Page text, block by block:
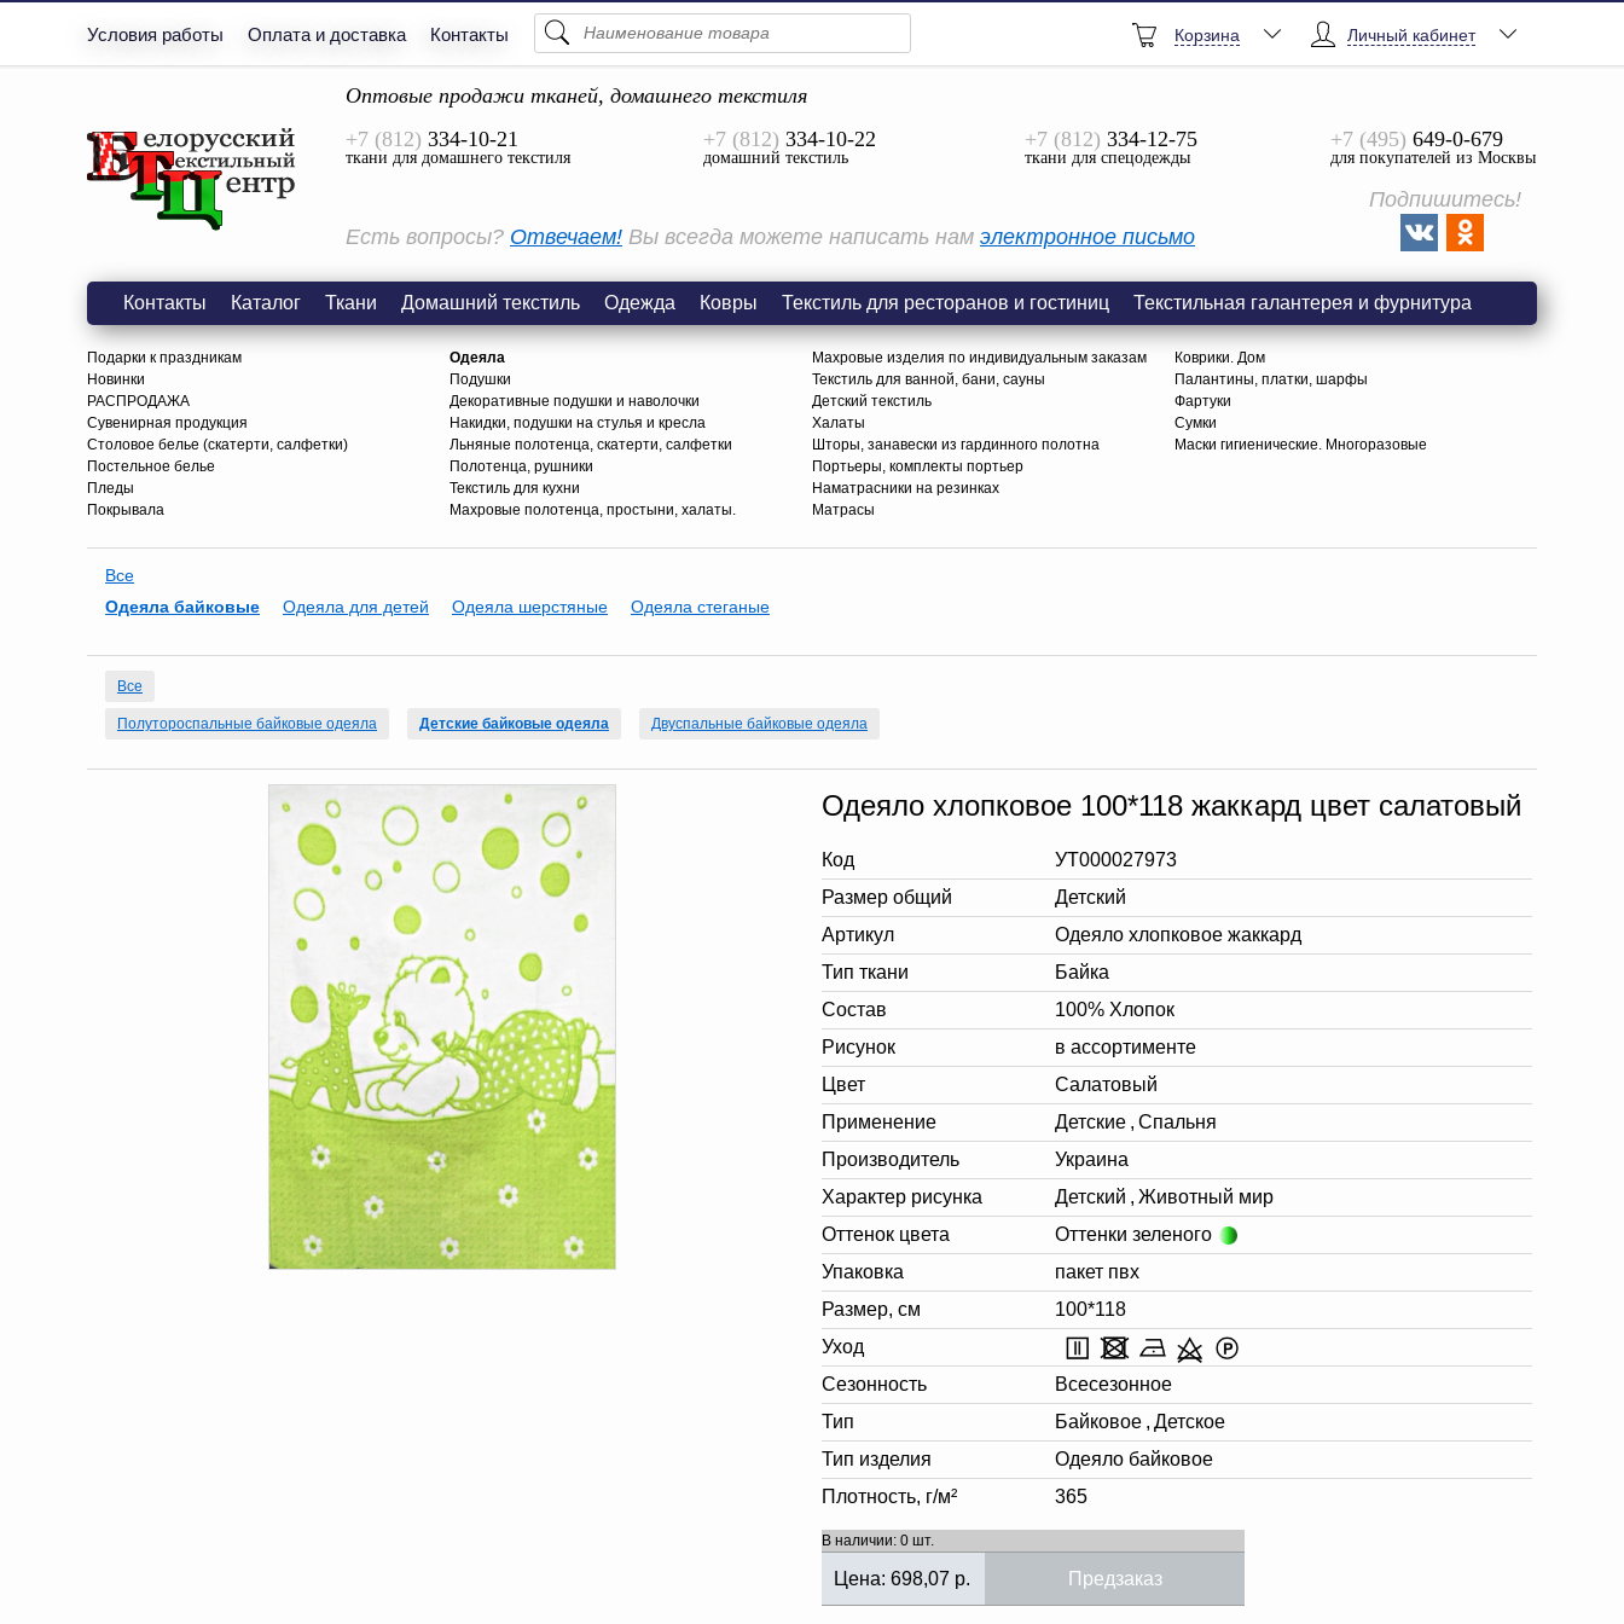
Условия работы Оплата и доставка Контакты
Просмотреть Все
Личный кабинет
Корзина
Оптовые продажи тканей, домашнего текстиля
+7 (812) 334-10-21
ткани для домашнего текстиля
+7 (812) 334-10-22
домашний текстиль
+7 (812) 334-12-75
ткани для спецодежды
+7 (495) 649-0-679
для покупателей из Москвы
Есть вопросы? Отвечаем! Вы всегда можете написать нам электронное письмо
Подпишитесь!
Контакты Каталог Ткани Домашний текстиль Одежда Ковры Текстиль для ресторанов и гостиниц Текстильная галантерея и фурнитура
Подарки к праздникам
Новинки
РАСПРОДАЖА
Сувенирная продукция
Столовое белье (скатерти, салфетки)
Постельное белье
Пледы
Покрывала
Одеяла
Подушки
Декоративные подушки и наволочки
Накидки, подушки на стулья и кресла
Льняные полотенца, скатерти, салфетки
Полотенца, рушники
Текстиль для кухни
Махровые полотенца, простыни, халаты.
Махровые изделия по индивидуальным заказам
Текстиль для ванной, бани, сауны
Детский текстиль
Халаты
Шторы, занавески из гардинного полотна
Портьеры, комплекты портьер
Наматрасники на резинках
Матрасы
Коврики. Дом
Палантины, платки, шарфы
Фартуки
Сумки
Маски гигиенические. Многоразовые
Все
Одеяла байковые
Одеяла для детей Одеяла шерстяные Одеяла стеганые
Все
Полутороспальные байковые одеяла Детские байковые одеяла Двуспальные байковые одеяла
Одеяло хлопковое 100*118 жаккард цвет салатовый
Код
УТ000027973
Размер общий
Детский
Артикул
Одеяло хлопковое жаккард
Тип ткани
Байка
Состав
100% Хлопок
Рисунок
в ассортименте
Цвет
Салатовый
Применение
Детские , Спальня
Производитель
Украина
Характер рисунка
Детский , Животный мир
Оттенок цвета
Оттенки зеленого
Упаковка
пакет пвх
Размер, см
100*118
Уход
Сезонность
Всесезонное
Тип
Байковое , Детское
Тип изделия
Одеяло байковое
Плотность, г/м²
365
В наличии: 0 шт.
Цена: 698,07 р. Предзаказ